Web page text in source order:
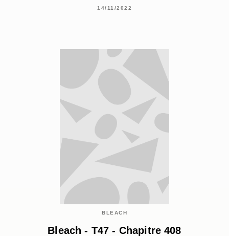
14/11/2022
BLEACH
Bleach - T47 - Chapitre 408